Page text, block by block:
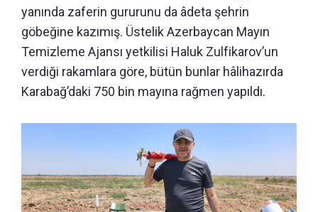
yanında zaferin gururunu da âdeta şehrin
göbeğine kazımış. Üstelik Azerbaycan Mayın
Temizleme Ajansı yetkilisi Haluk Zulfikarov’un
verdiği rakamlara göre, bütün bunlar hâlihazırda
Karabağ’daki 750 bin mayına rağmen yapıldı.